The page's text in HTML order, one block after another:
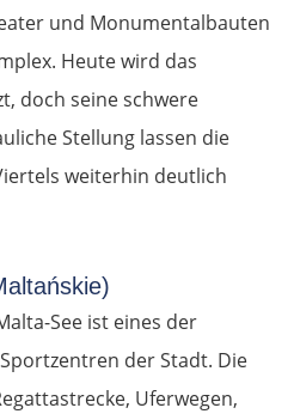
und Monumentalbauten
Heute wird das
doch seine schwere
Stellung lassen die
weiterhin deutlich
See ist eines der
der Stadt. Die
Uferwegen,